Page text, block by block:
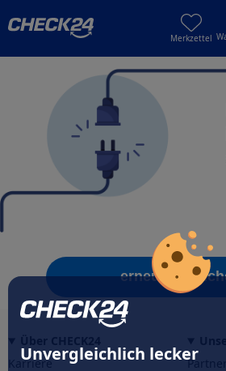
Unvergleichlich lecker
Merkzettel
erneut
Karriere